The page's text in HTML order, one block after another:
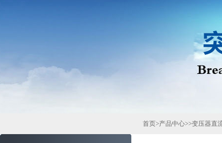
首页>产品中心>>变压器直